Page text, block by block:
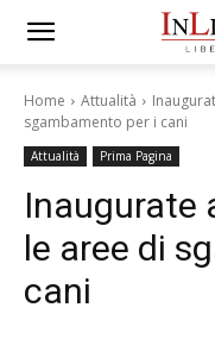
Home Attualità
sgambamento per i cani
Attualità Prima Pagina
Inaugurate
le aree di
cani